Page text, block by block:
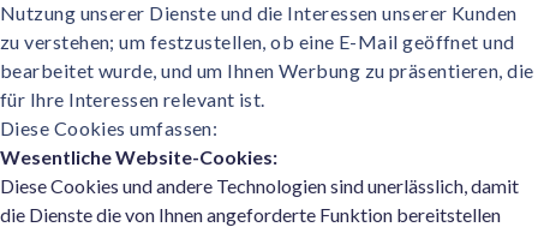
Alles-in-Einem
Steigern Sie das Engagement mit unseren KI-Lösungen.
Integration
Integration mit Ihrer HCM/HRIS-Plattform.
Nutzung unserer Dienste und die Interessen unserer Kunden
zu verstehen; um festzustellen, ob eine E-Mail geöffnet und
bearbeitet wurde, und um Ihnen Werbung zu präsentieren, die
für Ihre Interessen relevant ist.
Diese Cookies umfassen:
Wesentliche Website-Cookies:
Diese Cookies und andere Technologien sind unerlässlich, damit
die Dienste die von Ihnen angeforderte Funktion bereitstellen